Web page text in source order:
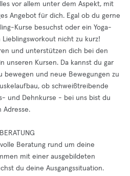
vor allem unter dem Aspekt, mit
Angebot für dich. Egal ob du gerne
Kurse besuchst oder ein Yoga-
nicht zu kurz!
und unterstützen dich bei den
unseren Kursen. Da kannst du gar
bewegen und neue Bewegungen zu
ob schweißtreibende
und Dehnkurse - bei uns bist du
Adresse.
Beratung rund um deine
mit einer ausgebildeten
du deine Ausgangssituation.